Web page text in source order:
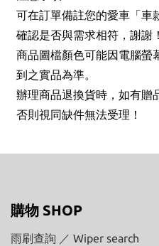
可在訂單備註您的愛車「車
確認是否與需求相符，謝謝！
商品圖檔顏色可能因電腦螢
到之實品為準。
辦理商品退換貨時，如有贈
否則視同缺件無法受理！
購物 SHOP
雨刷查詢 ／ Wiper search